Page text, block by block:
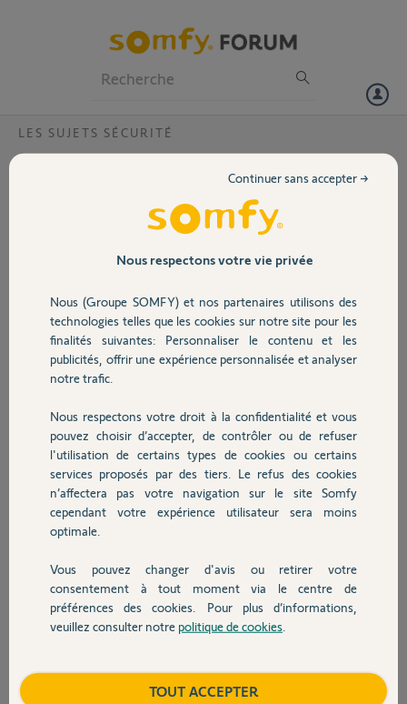
Volet
Sécurité
Domotique
Chauffage
Autres produits
Devis avec un pro
Contact
LES SUJETS SÉCURITÉ
Application SOMFY Protect - 80
Depuis hier mon application SOMFY Protect n’arrête pas de
m’envoyer des notifications de service coupé / rétabli.
Y’a t’il des problèmes de leur côté ? Je précise que l’internet à la
maison ne souffre d’aucun dysfonctionnement.
Merci d’avance pour votre retour,
Participer au fil de discussion
Réponses
Bonjour
Débrancher le Link en maintenant appuyer le bouton sur le coté jusqu'à
extinction de la Led.
Rebranchez le link
Nous respectons votre vie privée
Nous (Groupe SOMFY) et nos partenaires utilisons des
technologies telles que les cookies sur notre site pour les
finalités suivantes: Personnaliser le contenu et les
publicités, offrir une expérience personnalisée et analyser
notre trafic.
Nous respectons votre droit à la confidentialité et vous
pouvez choisir d’accepter, de contrôler ou de refuser
l'utilisation de certains types de cookies ou certains
services proposés par des tiers. Le refus des cookies
n’affectera pas votre navigation sur le site Somfy
cependant votre expérience utilisateur sera moins
optimale.
Vous pouvez changer d'avis ou retirer votre
consentement à tout moment via le centre de
préférences des cookies. Pour plus d’informations,
veuillez consulter notre politique de cookies
Continuer sans accepter →
TOUT ACCEPTER